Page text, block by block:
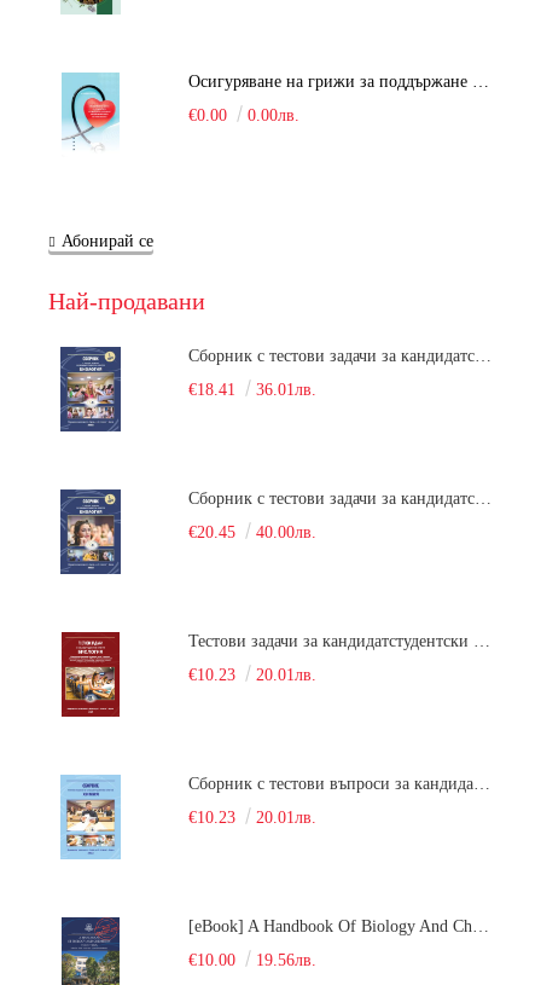
€0.00
0.00лв.
Абонирай се
Най-продавани
€18.41
36.01лв.
€20.45
40.00лв.
€10.23
20.01лв.
€10.23
20.01лв.
€10.00
19.56лв.